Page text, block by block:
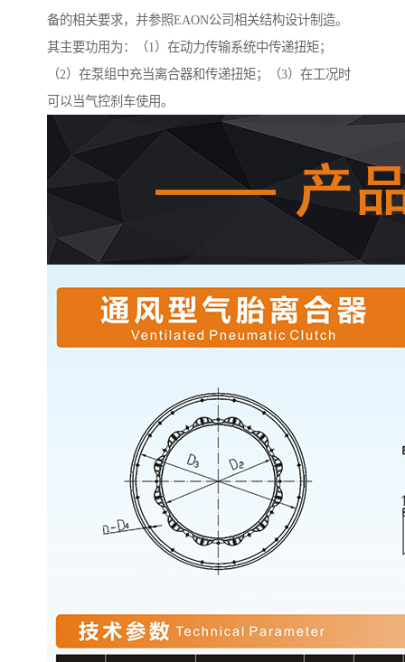
备的相关要求，并参照EAON公司相关结构设计制造。
其主要功用为：（1）在动力传输系统中传递扭矩；
（2）在泵组中充当离合器和传递扭矩；（3）在工况时
可以当气控刹车使用。